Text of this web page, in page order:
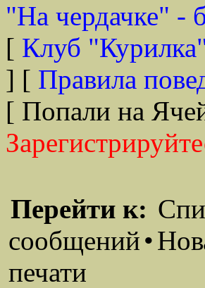
"На чердачке" -
[ Клуб
] [ Правила
[ Попали на
Перейти к:
сообщений•
печати